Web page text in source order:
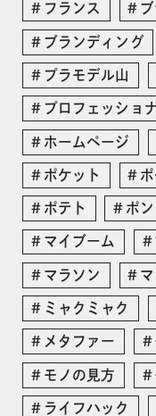
フランス
ブランディング
プラモデル山
プロフェッショ
ホームページ
ポケット
ポテト ポ
マイブーム
マラソン
ミャクミャク
メタファー
モノの見方
ライフハック